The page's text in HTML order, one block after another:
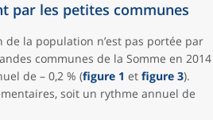
par les petites communes
la population n’est pas portée par
communes de la Somme en 2014
de – 0,2 % (figure 1 et figure 3).
soit un rythme annuel de